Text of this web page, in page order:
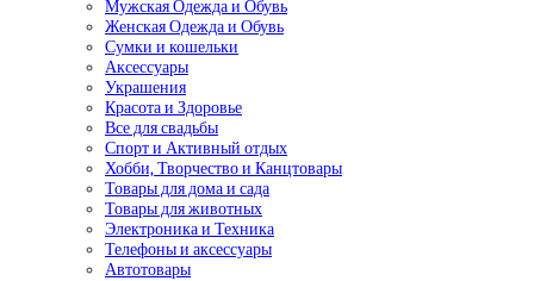
Мужская Одежда и Обувь
Женская Одежда и Обувь
Сумки и кошельки
Аксессуары
Украшения
Красота и Здоровье
Все для свадьбы
Спорт и Активный отдых
Хобби, Творчество и Канцтовары
Товары для дома и сада
Товары для животных
Электроника и Техника
Телефоны и аксессуары
Автотовары